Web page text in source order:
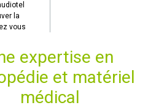
la
vous
expertise en
et matériel
médical